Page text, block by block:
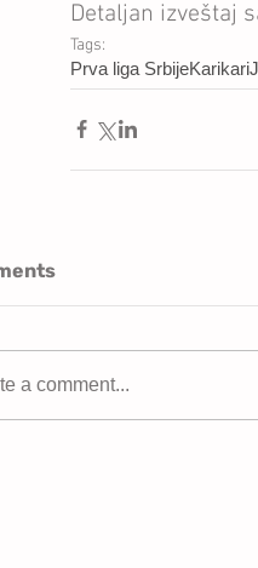
Detaljan izveštaj
Tags:
Prva liga SrbijeKarikari
a comment...